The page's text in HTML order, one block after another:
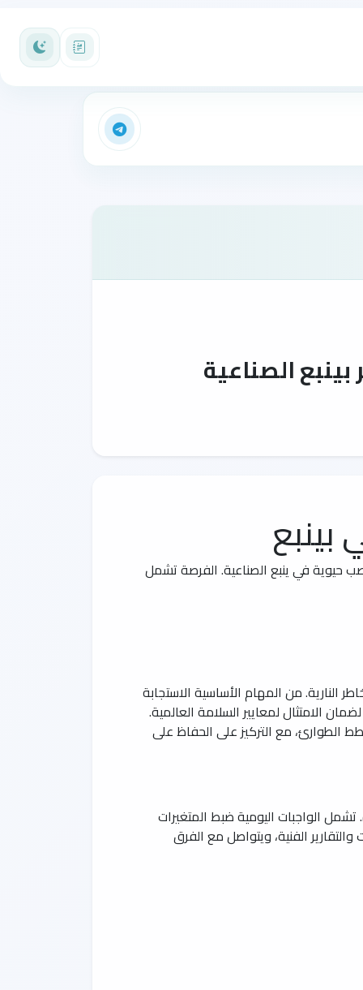
الصناعية
حيوية في ينبع الصناعية. الفرصة تشمل
من المهام الأساسية الاستجابة
الامتثال لمعايير السلامة العالمية.
الطوارئ، مع التركيز على الحفاظ على
تشمل الواجبات اليومية ضبط المتغيرات
الفنية، ويتواصل مع الفرق